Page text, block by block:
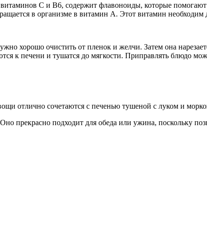
C и B6, содержит флавоноиды, которые
в организме в витамин A. Этот витамин необходим
хорошо очистить от пленок и желчи. Затем она
к печени и тушатся до мягкости. Приправлять блюдо
отлично сочетаются с печенью тушеной с луком и
прекрасно подходит для обеда или ужина, поскольку